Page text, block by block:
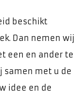
beschikt
Dan nemen wij
een en ander te
samen met u de
idee en de